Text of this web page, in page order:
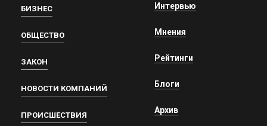
БИЗНЕС
ОБЩЕСТВО
ЗАКОН
НОВОСТИ КОМПАНИЙ
ПРОИСШЕСТВИЯ
Интервью
Мнения
Рейтинги
Блоги
Архив